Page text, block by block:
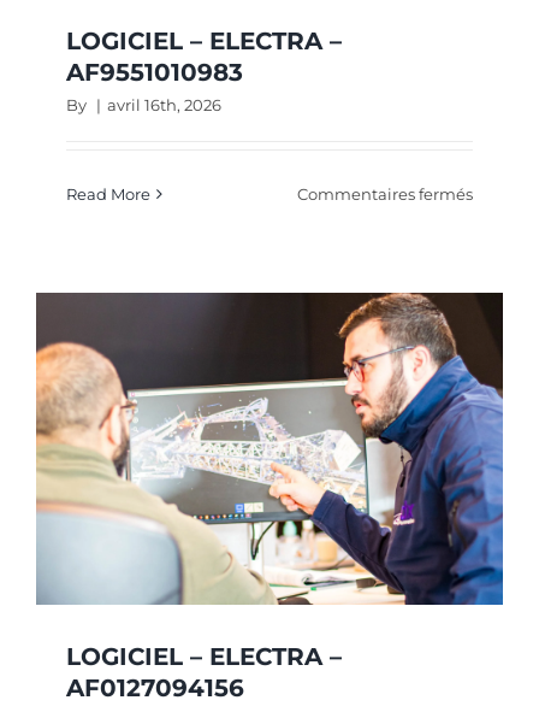
LOGICIEL – ELECTRA –
AF9551010983
By | avril 16th, 2026
Read More Commentaires ferméssur
LOGICIEL – ELECTRA –
AF0127094156